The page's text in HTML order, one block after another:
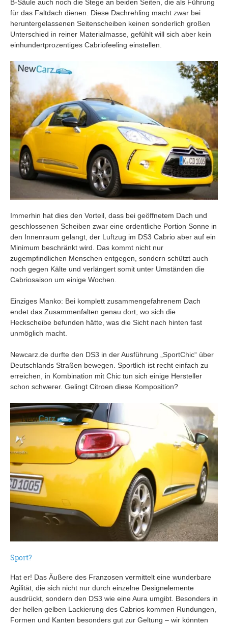
B-Säule auch noch die Stege an beiden Seiten, die als Führung
für das Faltdach dienen. Diese Dachrehling macht zwar bei
heruntergelassenen Seitenscheiben keinen sonderlich großen
Unterschied in reiner Materialmasse, gefühlt will sich aber kein
einhundertprozentiges Cabriofeeling einstellen.
Immerhin hat dies den Vorteil, dass bei geöffnetem Dach und
geschlossenen Scheiben zwar eine ordentliche Portion Sonne in
den Innenraum gelangt, der Luftzug im DS3 Cabrio aber auf ein
Minimum beschränkt wird. Das kommt nicht nur
zugempfindlichen Menschen entgegen, sondern schützt auch
noch gegen Kälte und verlängert somit unter Umständen die
Cabriosaison um einige Wochen.
Einziges Manko: Bei komplett zusammengefahrenem Dach
endet das Zusammenfalten genau dort, wo sich die
Heckscheibe befunden hätte, was die Sicht nach hinten fast
unmöglich macht.
Newcarz.de durfte den DS3 in der Ausführung „SportChic“ über
Deutschlands Straßen bewegen. Sportlich ist recht einfach zu
erreichen, in Kombination mit Chic tun sich einige Hersteller
schon schwerer. Gelingt Citroen diese Komposition?
Sport?
Hat er! Das Äußere des Franzosen vermittelt eine wunderbare
Agilität, die sich nicht nur durch einzelne Designelemente
ausdrückt, sondern den DS3 wie eine Aura umgibt. Besonders in
der hellen gelben Lackierung des Cabrios kommen Rundungen,
Formen und Kanten besonders gut zur Geltung – wir könnten